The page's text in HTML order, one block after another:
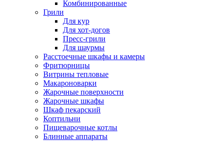
Комбинированные
Грили
Для кур
Для хот-догов
Пресс-грили
Для шаурмы
Расстоечные шкафы и камеры
Фритюрницы
Витрины тепловые
Макароноварки
Жарочные поверхности
Жарочные шкафы
Шкаф пекарский
Коптильни
Пищеварочные котлы
Блинные аппараты